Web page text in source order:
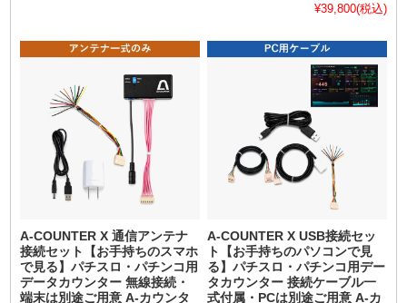
¥39,800(税込)
A-COUNTER X 通信アンテナ
接続セット【お手持ちのスマホ
で見る】パチスロ・パチンコ用
データカウンター 無線接続・
端末は別途ご用意 A-カウンタ
A-COUNTER X USB接続セッ
ト【お手持ちのパソコンで見
る】パチスロ・パチンコ用デー
タカウンター 接続ケーブル一
式付属・PCは別途ご用意 A-カ